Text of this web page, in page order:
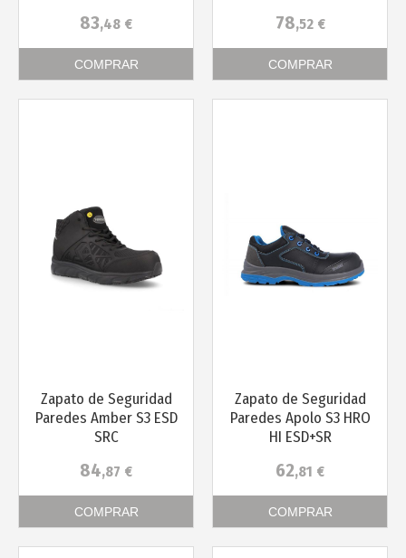
83,48 €
COMPRAR
78,52 €
COMPRAR
Zapato de Seguridad
Paredes Amber S3 ESD
SRC
84,87 €
COMPRAR
Zapato de Seguridad
Paredes Apolo S3 HRO
HI ESD+SR
62,81 €
COMPRAR
Más info Más info